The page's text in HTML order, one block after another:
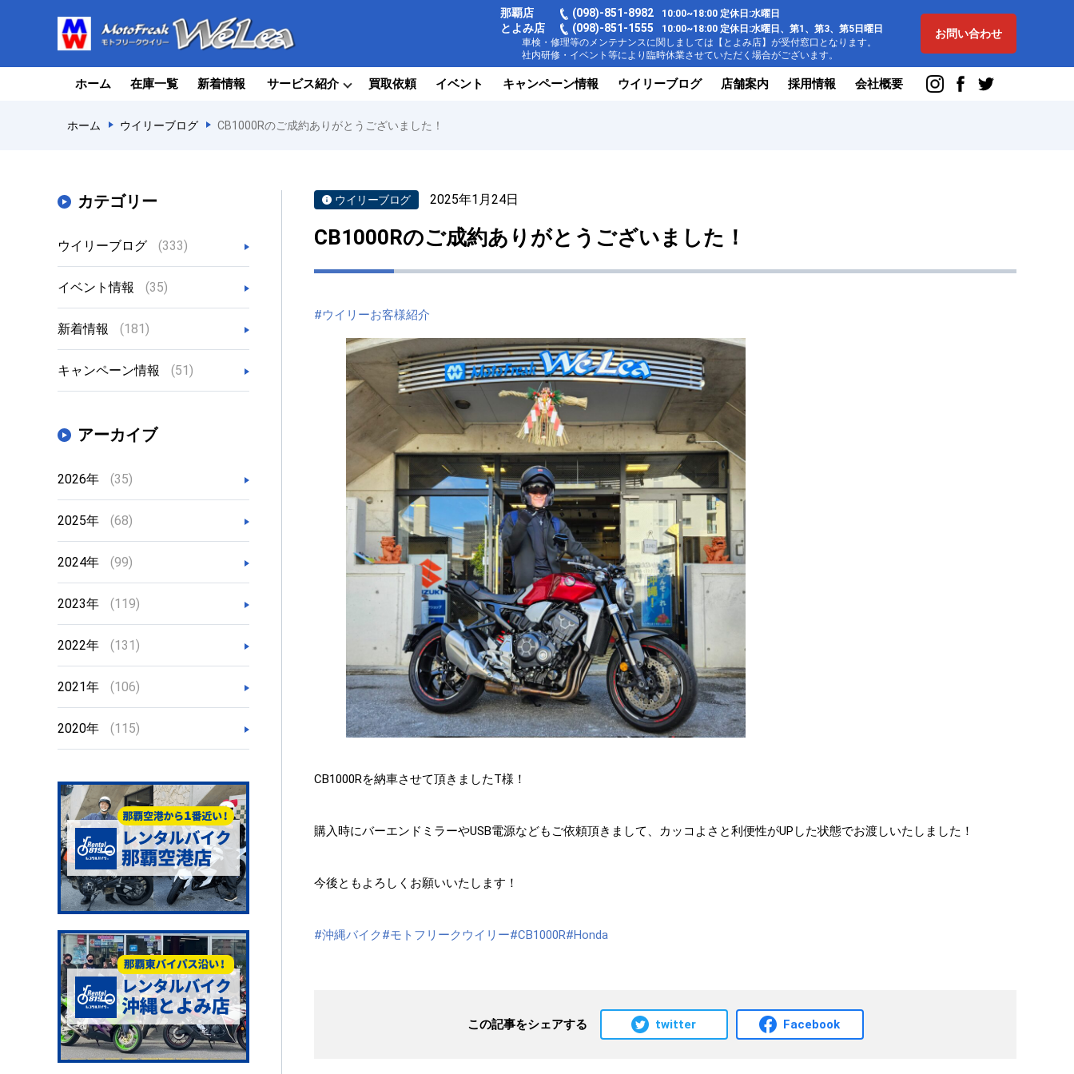
那覇店 (098)-851-8982 10:00~18:00 定休日:水曜日
とよみ店 (098)-851-1555
10:00~18:00 定休日:水曜日、第1、第3、第5日曜日
車検・修理等のメンテナンスに関しましては【とよみ店】が受付窓口となります。
社内研修・イベント等により臨時休業させていただく場合がございます。
お問い合わせ
ホーム 在庫一覧 新着情報 サービス紹介 買取依頼 イベント キャンペーン情報 ウイリーブログ 店舗案内 採用情報 会社概要
ホーム ウイリーブログ CB1000Rのご成約ありがとうございました！
カテゴリー
ウイリーブログ (333)
イベント情報 (35)
新着情報 (181)
キャンペーン情報 (51)
アーカイブ
2026年 (35)
2025年 (68)
2024年 (99)
2023年 (119)
2022年 (131)
2021年 (106)
2020年 (115)
ウイリーブログ 2025年1月24日
CB1000Rのご成約ありがとうございました！
#ウイリーお客様紹介
CB1000Rを納車させて頂きましたT様！
購入時にバーエンドミラーやUSB電源などもご依頼頂きまして、カッコよさと利便性がUPした状態でお渡しいたしました！
今後ともよろしくお願いいたします！
#沖縄バイク#モトフリークウイリー#CB1000R#Honda
この記事をシェアする twitter Facebook